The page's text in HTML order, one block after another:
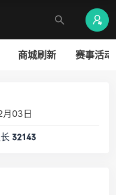
商城刷新 赛事活动
月03日
32143